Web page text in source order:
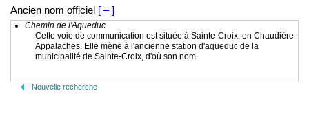
Ancien nom officiel [ – ]
Chemin de l'Aqueduc
Cette voie de communication est située à Sainte-Croix, en Chaudière-
Appalaches. Elle mène à l'ancienne station d'aqueduc de la
municipalité de Sainte-Croix, d'où son nom.
Nouvelle recherche